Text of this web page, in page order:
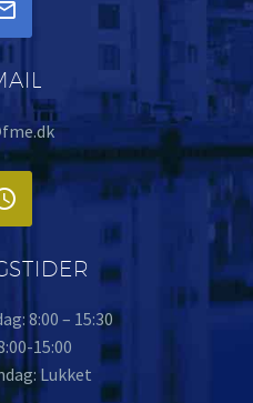
8:00 – 15:30
15:00
Lukket